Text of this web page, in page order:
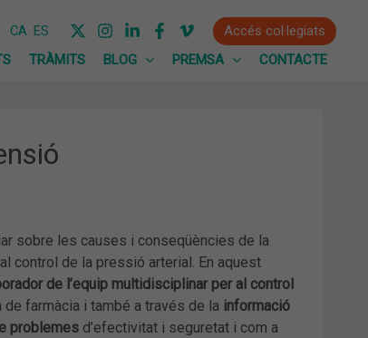
CA ES
Accés col·legiats
TRÀMITS BLOG PREMSA CONTACTE
sobre les causes i conseqüències de la
control de la pressió arterial. En aquest
de l’equip multidisciplinar per al control
farmàcia i també a través de la informació
problemesd’efectivitat i seguretat i com a